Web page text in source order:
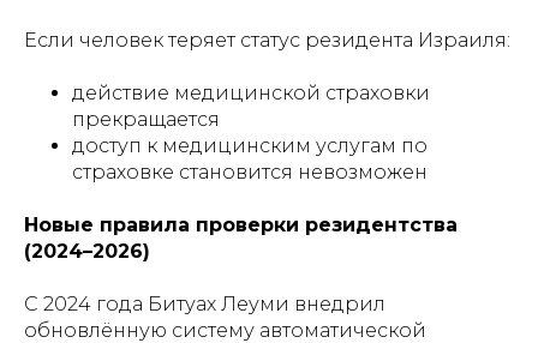
Если человек теряет статус резидента Израиля:
действие медицинской страховки
прекращается
доступ к медицинским услугам по
страховке становится невозможен
Новые правила проверки резидентства
(2024–2026)
С 2024 года Битуах Леуми внедрил
обновлённую систему автоматической